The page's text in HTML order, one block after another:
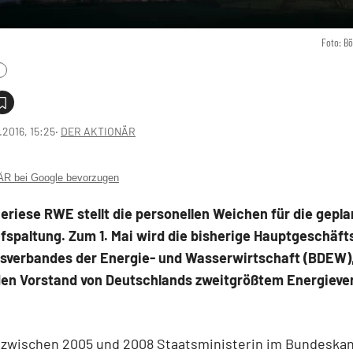
Foto:
15:25‧ DER AKTIONÄR
bei Google bevorzugen
RWE stellt die personellen Weichen für die
Zum 1. Mai wird die bisherige
der Energie- und Wasserwirtschaft
Vorstand von Deutschlands zweitgrößtem
2005 und 2008 Staatsministerin im